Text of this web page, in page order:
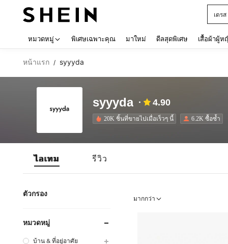
เดรส
หมวดหมู่ พิเศษเฉพาะคุณ มาใหม่ ดีลสุดพิเศษ เสื้อผ้าผู้ห
หน้าแรก / syyyda
syyyda 4.90
20K ชิ้นที่ขายไปเมื่อเร็วๆ นี้ 6.2K ซื้อซ้ำ
ไอเทม รีวิว
ตัวกรอง
หมวดหมู่
บ้าน & ที่อยู่อาศัย
มากกว่า